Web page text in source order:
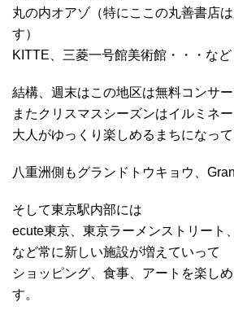
丸の内オアゾ（特にここの丸善書店
す）
KITTE、三菱一号館美術館・・・など
結構、週末はこの地区は無料コンサ
またクリスマスシーズンはイルミネ
大人がゆっくり楽しめるまちになって
八重洲側もグランドトウキョウ、
そして東京駅内部には
ecute東京、東京ラーメンストリート
など常に新しい施設が増えていって
ショッピング、食事、アートを楽し
す。